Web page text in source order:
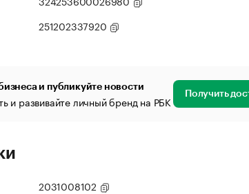
251202337920
и публикуйте новости
и развивайте личный бренд на РБК Получить
2031008102